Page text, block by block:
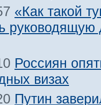
«Как такой
руководящую
Россиян
визах
Путин